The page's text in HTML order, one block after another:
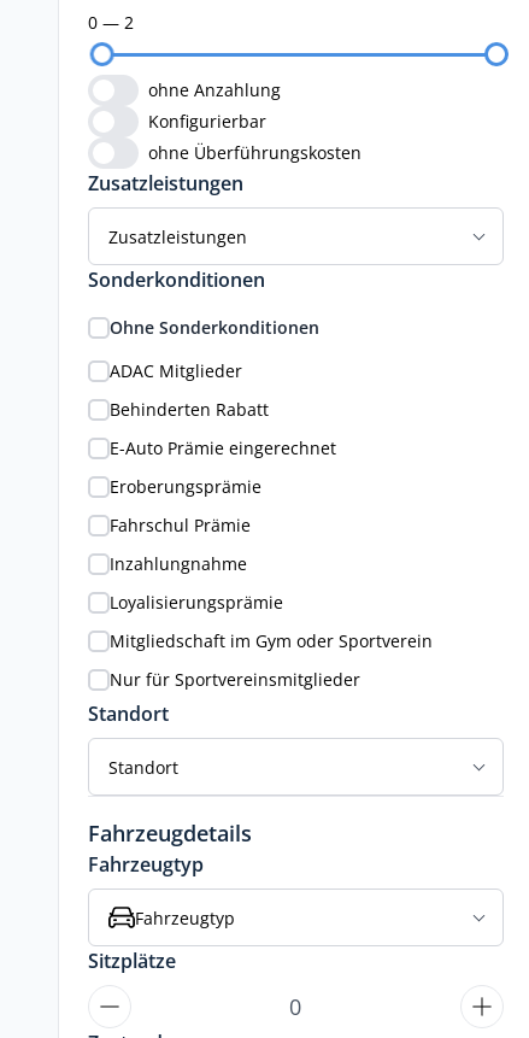
0 — 2
ohne Anzahlung
Konfigurierbar
ohne Überführungskosten
Zusatzleistungen
Zusatzleistungen
Sonderkonditionen
Ohne Sonderkonditionen
ADAC Mitglieder
Behinderten Rabatt
E-Auto Prämie eingerechnet
Eroberungsprämie
Fahrschul Prämie
Inzahlungnahme
Loyalisierungsprämie
Mitgliedschaft im Gym oder Sportverein
Nur für Sportvereinsmitglieder
Standort
Standort
Fahrzeugdetails
Fahrzeugtyp
Fahrzeugtyp
Sitzplätze